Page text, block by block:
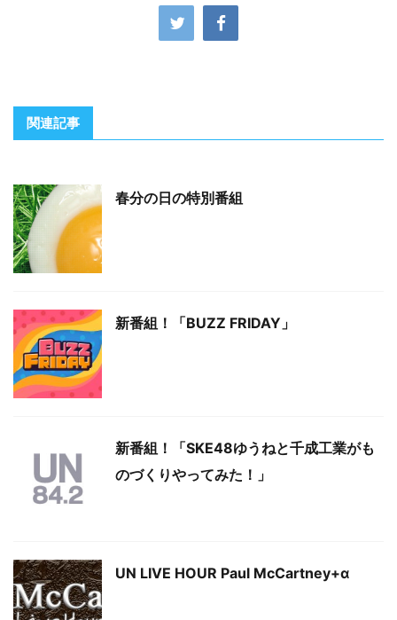
関連記事
春分の日の特別番組
新番組！「BUZZ FRIDAY」
新番組！「SKE48ゆうねと千成工業がも
のづくりやってみた！」
UN LIVE HOUR Paul McCartney+α